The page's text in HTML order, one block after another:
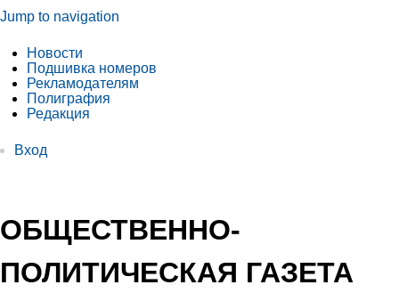
Jump to navigation
Новости
Подшивка номеров
Рекламодателям
Полиграфия
Редакция
Вход
ОБЩЕСТВЕННО-
ПОЛИТИЧЕСКАЯ ГАЗЕТА